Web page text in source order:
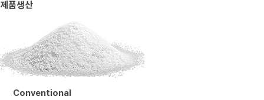
제품생산
Conventional